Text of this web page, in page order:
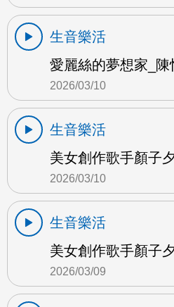
生音樂活
愛麗絲的夢想家_陳
2026/03/10
生音樂活
美女創作歌手顏子
2026/03/10
生音樂活
美女創作歌手顏子
2026/03/09